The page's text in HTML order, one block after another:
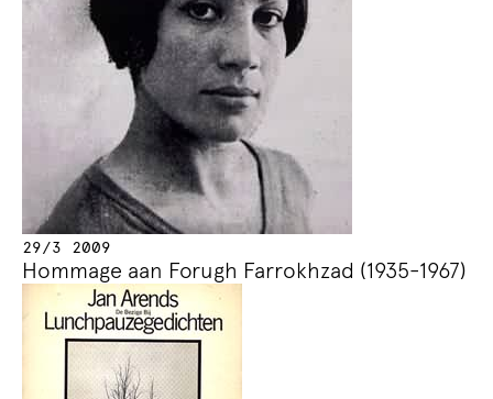
29/3 2009
Hommage aan Forugh Farrokhzad (1935-1967)